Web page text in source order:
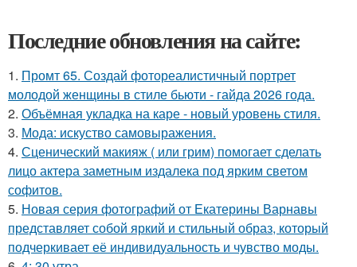
Последние обновления на сайте:
1. Промт 65. Создай фотореалистичный портрет
молодой женщины в стиле бьюти - гайда 2026 года.
2. Объёмная укладка на каре - новый уровень стиля.
3. Мода: искуство самовыражения.
4. Сценический макияж ( или грим) помогает сделать
лицо актера заметным издалека под ярким светом
софитов.
5. Новая серия фотографий от Екатерины Варнавы
представляет собой яркий и стильный образ, который
подчеркивает её индивидуальность и чувство моды.